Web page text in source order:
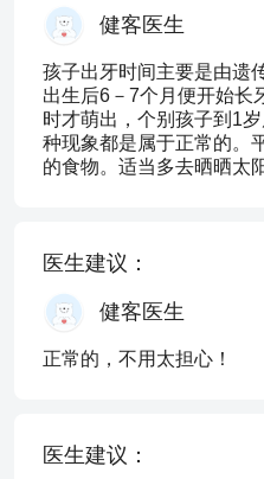
健客医生
孩子出牙时间主要是由遗
出生后6－7个月便开始长
时才萌出，个别孩子到1
种现象都是属于正常的。
的食物。适当多去晒晒太
医生建议：
健客医生
正常的，不用太担心！
医生建议：